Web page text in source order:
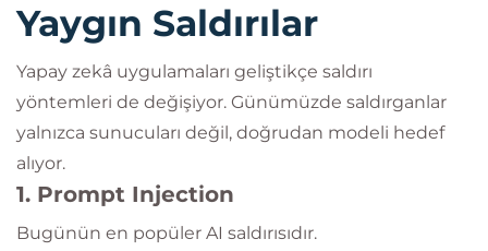
Yaygın Saldırılar
Yapay zekâ uygulamaları geliştikçe saldırı
yöntemleri de değişiyor. Günümüzde saldırganlar
yalnızca sunucuları değil, doğrudan modeli hedef
alıyor.
1. Prompt Injection
Bugünün en popüler AI saldırısıdır.